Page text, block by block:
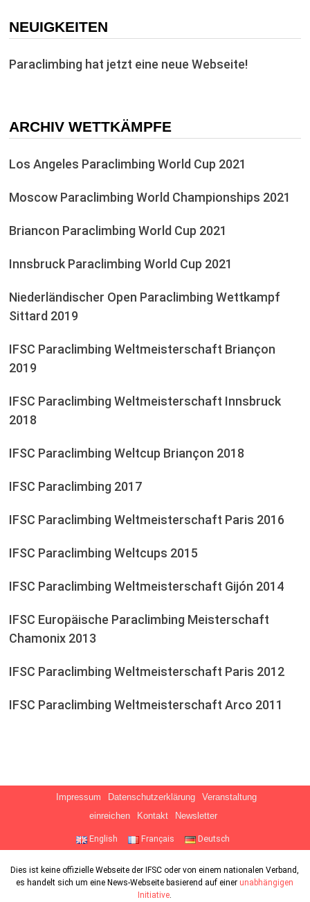
NEUIGKEITEN
Paraclimbing hat jetzt eine neue Webseite!
ARCHIV WETTKÄMPFE
Los Angeles Paraclimbing World Cup 2021
Moscow Paraclimbing World Championships 2021
Briancon Paraclimbing World Cup 2021
Innsbruck Paraclimbing World Cup 2021
Niederländischer Open Paraclimbing Wettkampf
Sittard 2019
IFSC Paraclimbing Weltmeisterschaft Briançon
2019
IFSC Paraclimbing Weltmeisterschaft Innsbruck
2018
IFSC Paraclimbing Weltcup Briançon 2018
IFSC Paraclimbing 2017
IFSC Paraclimbing Weltmeisterschaft Paris 2016
IFSC Paraclimbing Weltcups 2015
IFSC Paraclimbing Weltmeisterschaft Gijón 2014
IFSC Europäische Paraclimbing Meisterschaft
Chamonix 2013
IFSC Paraclimbing Weltmeisterschaft Paris 2012
IFSC Paraclimbing Weltmeisterschaft Arco 2011
Impressum Datenschutzerklärung
Veranstaltung
einreichen
Kontakt Newsletter
English Français Deutsch
Dies ist keine offizielle Webseite der IFSC oder von einem nationalen Verband,
es handelt sich um eine News-Webseite basierend auf einer unabhängigen
Initiative.